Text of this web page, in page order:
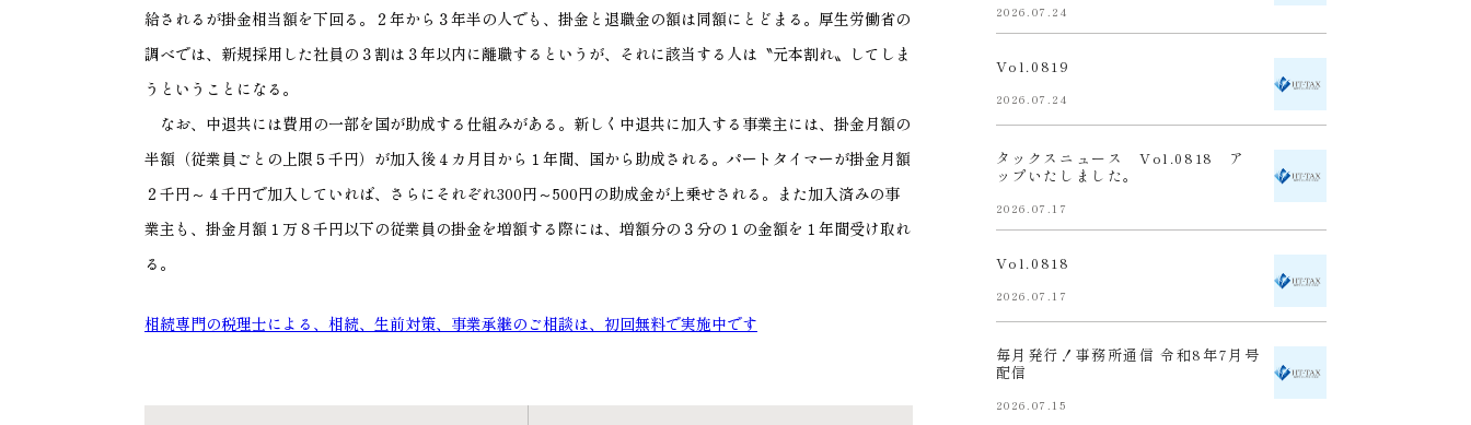
給されるが掛金相当額を下回る。２年から３年半の人でも、掛金と退職金の額は同額にとどまる。厚生労働省の
調べでは、新規採用した社員の３割は３年以内に離職するというが、それに該当する人は〝元本割れ〟してしま
うということになる。
なお、中退共には費用の一部を国が助成する仕組みがある。新しく中退共に加入する事業主には、掛金月額の
半額（従業員ごとの上限５千円）が加入後４カ月目から１年間、国から助成される。パートタイマーが掛金月額
２千円～４千円で加入していれば、さらにそれぞれ300円～500円の助成金が上乗せされる。また加入済みの事
業主も、掛金月額１万８千円以下の従業員の掛金を増額する際には、増額分の３分の１の金額を１年間受け取れ
る。
相続専門の税理士による、相続、生前対策、事業承継のご相談は、初回無料で実施中です
2026.07.24
Vol.0819
2026.07.24
タックスニュース Vol.0818 ア
ップいたしました。
2026.07.17
Vol.0818
2026.07.17
毎月発行！事務所通信 令和8年7月号
配信
2026.07.15